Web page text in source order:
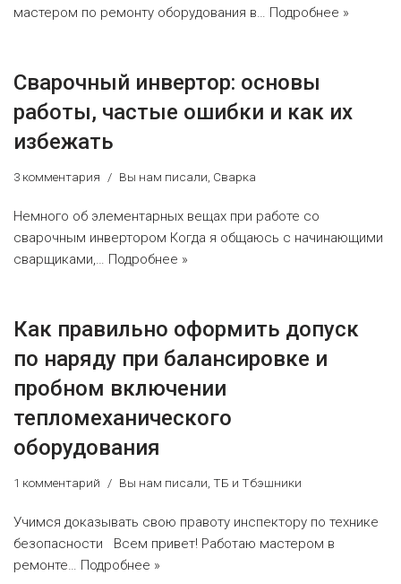
мастером по ремонту оборудования в… Подробнее »
Сварочный инвертор: основы
работы, частые ошибки и как их
избежать
3 комментария Вы нам писали Сварка
Немного об элементарных вещах при работе со
сварочным инвертором Когда я общаюсь с начинающими
сварщиками,… Подробнее »
Как правильно оформить допуск
по наряду при балансировке и
пробном включении
тепломеханического
оборудования
1 комментарий Вы нам писали ТБ и Тбэшники
Учимся доказывать свою правоту инспектору по технике
безопасности Всем привет! Работаю мастером в
ремонте… Подробнее »